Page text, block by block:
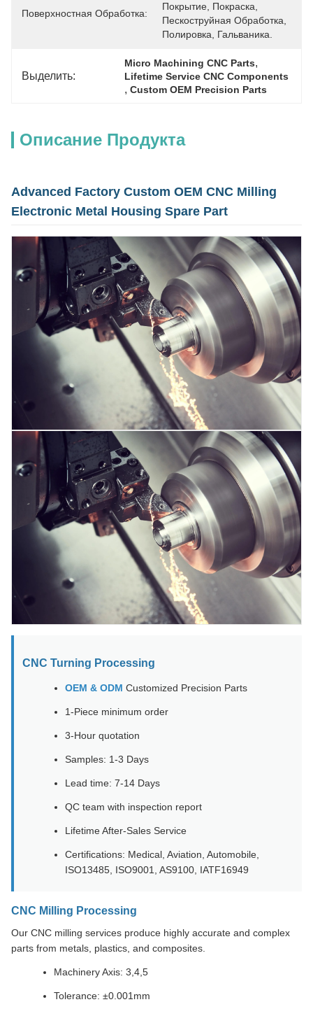
Поверхностная Обработка:
Покрытие, Покраска,
Пескоструйная Обработка,
Полировка, Гальваника.
Выделить:
Micro Machining CNC Parts,
Lifetime Service CNC Components
, Custom OEM Precision Parts
Описание Продукта
Advanced Factory Custom OEM CNC Milling
Electronic Metal Housing Spare Part
CNC Turning Processing
OEM & ODM Customized Precision Parts
1-Piece minimum order
3-Hour quotation
Samples: 1-3 Days
Lead time: 7-14 Days
QC team with inspection report
Lifetime After-Sales Service
Certifications: Medical, Aviation, Automobile,
ISO13485, ISO9001, AS9100, IATF16949
CNC Milling Processing
Our CNC milling services produce highly accurate and complex
parts from metals, plastics, and composites.
Machinery Axis: 3,4,5
Tolerance: ±0.001mm